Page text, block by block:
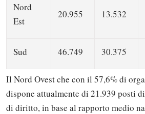
Nord
Est
20.955 13.532
Sud 46.749 30.375
Il Nord Ovest che con il 57,6% di
dispone attualmente di 21.939 posti
di diritto, in base al rapporto medio